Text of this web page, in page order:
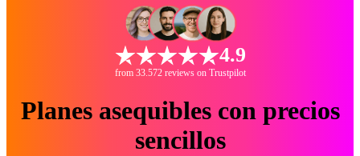
4.9
from 33.572 reviews on Trustpilot
Planes asequibles con precios
sencillos